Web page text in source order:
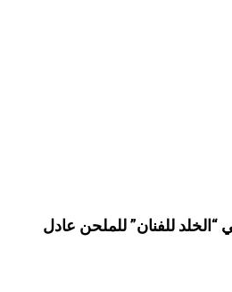
“الخلد للفنان” للملحن عادل